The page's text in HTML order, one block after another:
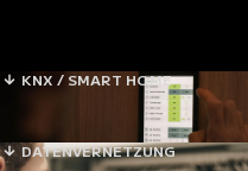
KNX / SMART HOME
DATENVERNETZUNG